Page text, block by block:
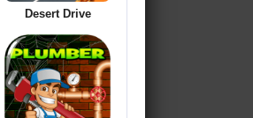
Desert Drive